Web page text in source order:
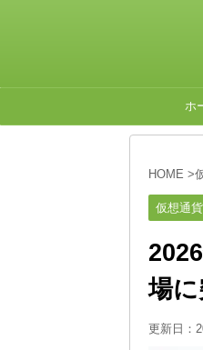
ホ
HOME >
仮想通
場
更新日：